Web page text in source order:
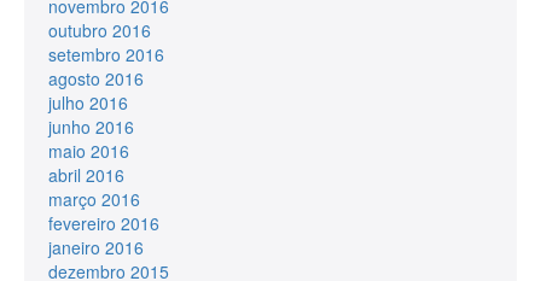
novembro 2016
outubro 2016
setembro 2016
agosto 2016
julho 2016
junho 2016
maio 2016
abril 2016
março 2016
fevereiro 2016
janeiro 2016
dezembro 2015